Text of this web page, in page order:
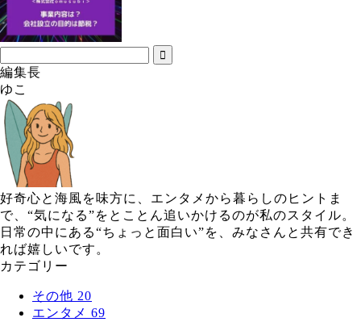
編集長
ゆこ
好奇心と海風を味方に、エンタメから暮らしのヒントま
で、“気になる”をとことん追いかけるのが私のスタイル。
日常の中にある“ちょっと面白い”を、みなさんと共有でき
れば嬉しいです。
カテゴリー
その他 20
エンタメ 69